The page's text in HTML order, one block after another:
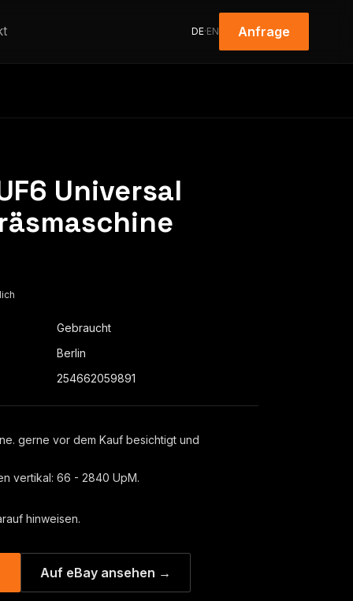
DE·EN Anfrage
Universal
Gebraucht
Berlin
254662059891
gerne vor dem Kauf besichtigt und
vertikal: 66 - 2840 UpM.
hinweisen.
Auf eBay ansehen →